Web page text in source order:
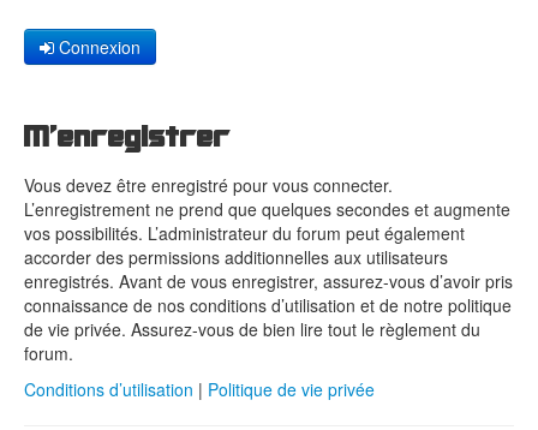
Connexion
M’enregistrer
Vous devez être enregistré pour vous connecter.
L’enregistrement ne prend que quelques secondes et augmente
vos possibilités. L’administrateur du forum peut également
accorder des permissions additionnelles aux utilisateurs
enregistrés. Avant de vous enregistrer, assurez-vous d’avoir pris
connaissance de nos conditions d’utilisation et de notre politique
de vie privée. Assurez-vous de bien lire tout le règlement du
forum.
Conditions d’utilisation | Politique de vie privée